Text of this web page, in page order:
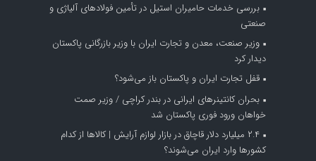
بررسی خدمات حامیران استیل در تأمین فولادهای آلیاژی و
صنعتی
وزیر صنعت، معدن و تجارت ایران با وزیر بازرگانی پاکستان
دیدار کرد
قفل تجارت ایران و پاکستان باز می‌شود؟
بحران کانتینر‌های ایرانی در بندر کراچی / وزیر صمت
خواهان ورود فوری پاکستان شد
۲.۴ میلیارد دلار قاچاق در بازار لوازم آرایش | کالاها از کدام
کشورها وارد ایران می‌شوند؟